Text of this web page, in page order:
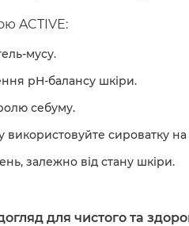
ACTIVE:
мусу.
рН-балансу шкіри.
себуму.
сироватку на
залежно від стану шкіри.
для чистого та